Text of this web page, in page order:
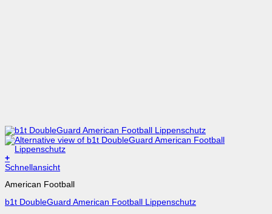
+
Dieses
weist
Varianten
Schnellansicht
American Football
b1t DoubleGuard American Football Lippenschutz